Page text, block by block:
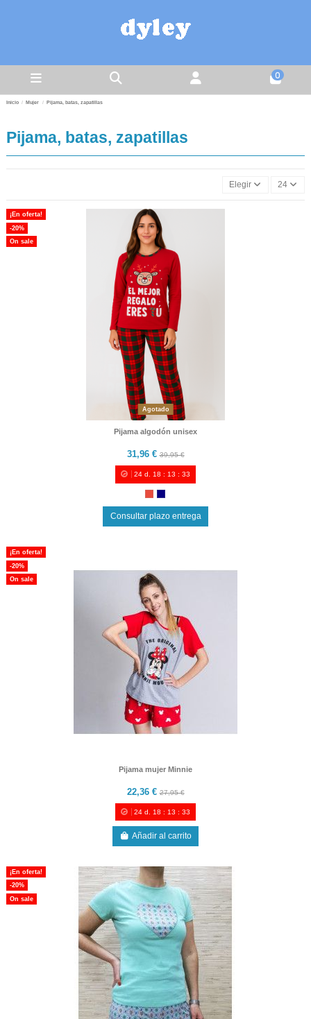
0
Inicio Mujer Pijama, batas, zapatillas
Pijama, batas, zapatillas
Elegir 24
¡En oferta!
-20%
On sale
Agotado
Pijama algodón unisex
31,96 €39,95 €
24 d. 18 :13 :33
Consultar plazo entrega
¡En oferta!
-20%
On sale
Pijama mujer Minnie
22,36 €27,95 €
24 d. 18 : 13 :33
Añadir al carrito
¡En oferta!
-20%
On sale